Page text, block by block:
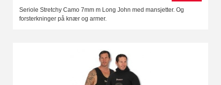
Seriole Stretchy Camo 7mm m Long John med mansjetter. Og
forsterkninger på knær og armer.